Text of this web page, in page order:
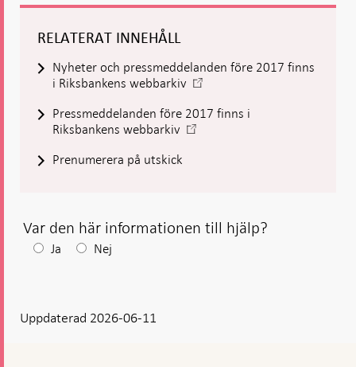
RELATERAT INNEHÅLL
Nyheter och pressmeddelanden före 2017 finns
i Riksbankens webbarkiv
i
ny
Pressmeddelanden före 2017 finns i
Riksbankens webbarkiv
Prenumerera på utskick
Var den här informationen till hjälp?
Efter
visas
Ja Nej
Uppdaterad 2026-06-11